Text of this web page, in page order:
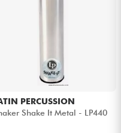
PERCUSSION
Shake It Metal - LP440